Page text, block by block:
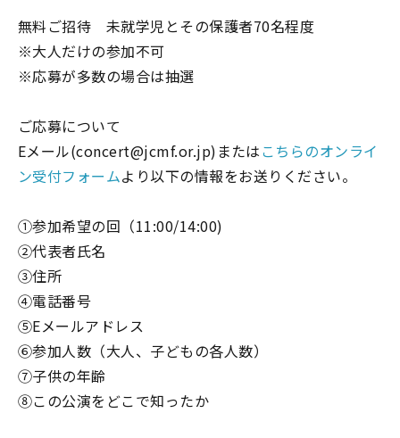
無料ご招待 未就学児とその保護者70名程度
※大人だけの参加不可
※応募が多数の場合は抽選
ご応募について
Eメール(concert@jcmf.or.jp)または こちらのオンライ
ン受付フォームより以下の情報をお送りください。
①参加希望の回（11:00/14:00)
②代表者氏名
③住所
④電話番号
⑤Eメールアドレス
⑥参加人数（大人、子どもの各人数）
⑦子供の年齢
⑧この公演をどこで知ったか